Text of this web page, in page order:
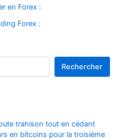
en Forex :
Forex :
Rechercher
trahison tout en cédant
en bitcoins pour la troisième